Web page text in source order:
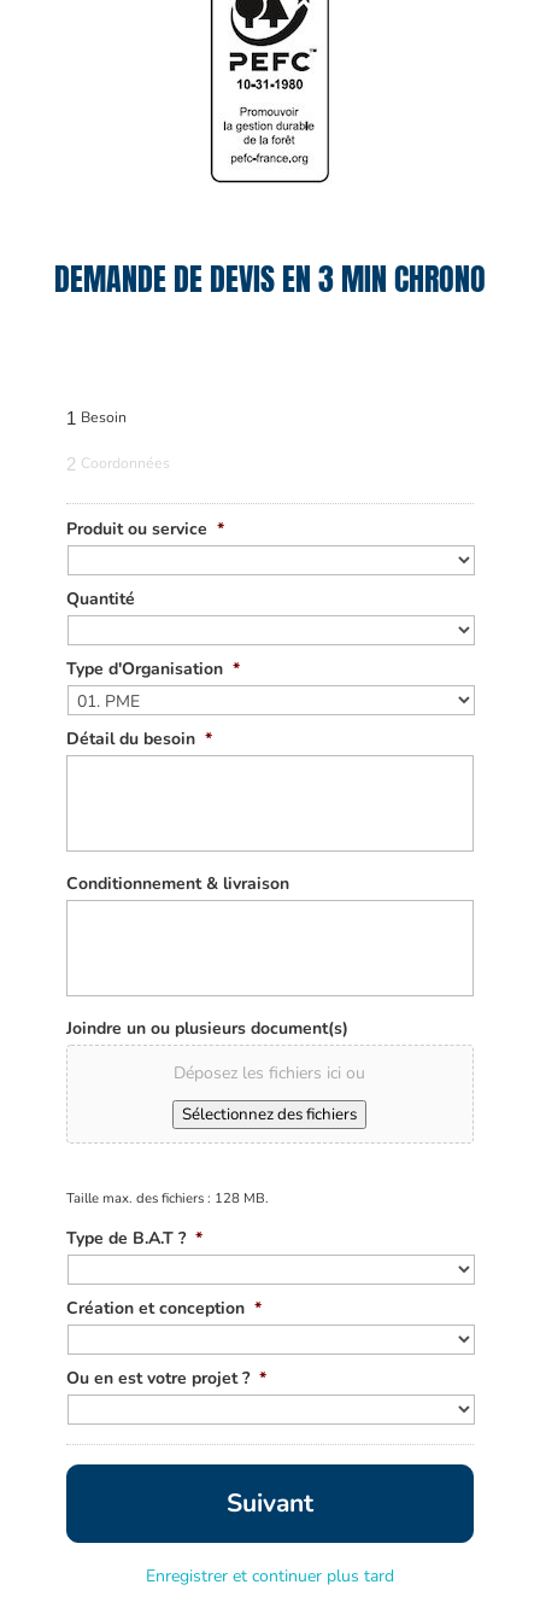
DEMANDE DE DEVIS EN 3 MIN CHRONO
1 Besoin
2 Coordonnées
Produit ou service *
Quantité
Type d'Organisation *
Détail du besoin *
Conditionnement & livraison
Joindre un ou plusieurs document(s)
Déposez les fichiers ici ou
Sélectionnez des fichiers
Taille max. des fichiers : 128 MB.
Type de B.A.T ? *
Création et conception *
Ou en est votre projet ? *
Enregistrer et continuer plus tard